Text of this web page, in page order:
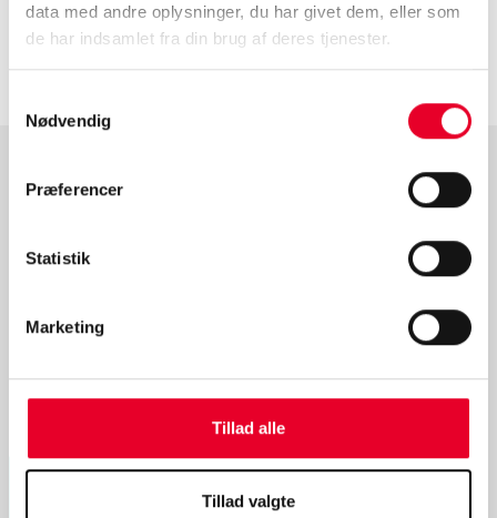
data med andre oplysninger, du har givet dem, eller som
de har indsamlet fra din brug af deres tjenester.
Nødvendig
Præferencer
Statistik
Marketing
Tillad alle
Tillad valgte